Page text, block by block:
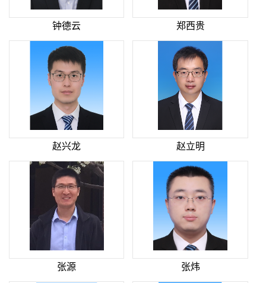
钟德云 郑西贵
赵兴龙 赵立明
张源 张炜